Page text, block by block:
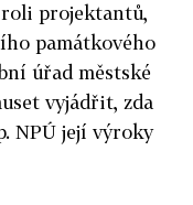
projektantů,
památkového
úřad městské
vyjádřit, zda
NPÚ její výroky